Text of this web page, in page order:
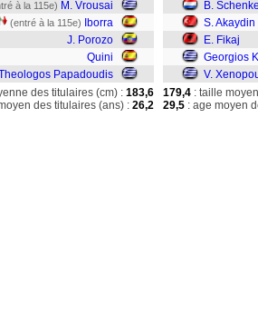
à la 115e) M. Vrousai
(entré à la 115e)
Iborra
J. Porozo
Quini
Papadoudis
B.
S. Akaydin
E. Fikaj
Georgios
V.
des titulaires (cm) : 183,6
des titulaires (ans) : 26,2
179,4 : taille
29,5 : age moyen